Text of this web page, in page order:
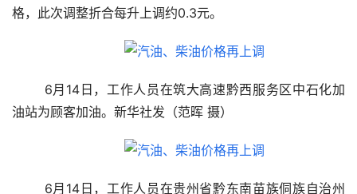
格，此次调整折合每升上调约0.3元。
油站为顾客加油。新华社发（范晖 摄）